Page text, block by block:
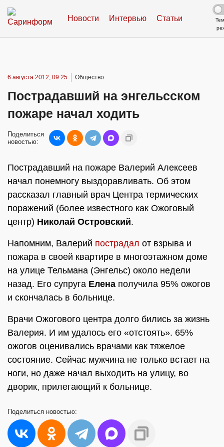
Новости Интервью Статьи
6 августа 2012, 09:25 Общество
Пострадавший на энгельсском
пожаре начал ходить
Поделиться
новостью:
Пострадавший на пожаре Валерий Алексеев
начал понемногу выздоравливать. Об этом
рассказал главный врач Центра термических
поражений (более известного как Ожоговый
центр) Николай Островский.
Напомним, Валерий пострадал от взрыва и
пожара в своей квартире в многоэтажном доме
на улице Тельмана (Энгельс) около недели
назад. Его супруга Елена получила 95% ожогов
и скончалась в больнице.
Врачи Ожогового центра долго бились за жизнь
Валерия. И им удалось его «отстоять». 65%
ожогов оценивались врачами как тяжелое
состояние. Сейчас мужчина не только встает на
ноги, но даже начал выходить на улицу, во
дворик, прилегающий к больнице.
Поделиться новостью: